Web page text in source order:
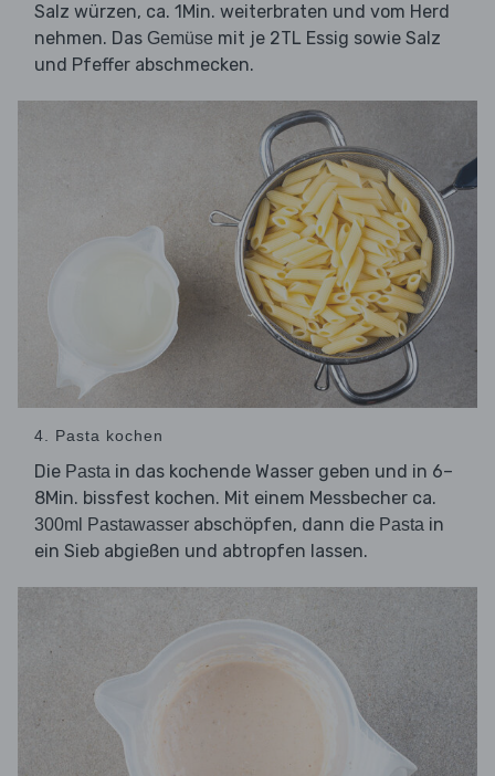
Salz würzen, ca. 1Min. weiterbraten und vom Herd
nehmen. Das Gemüse mit je 2TL Essig sowie Salz
und Pfeffer abschmecken.
4. Pasta kochen
Die Pasta in das kochende Wasser geben und in 6–
8Min. bissfest kochen. Mit einem Messbecher ca.
300ml Pastawasser abschöpfen, dann die Pasta in
ein Sieb abgießen und abtropfen lassen.